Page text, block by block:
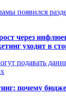
появился
через
уходит в
подавать
почему